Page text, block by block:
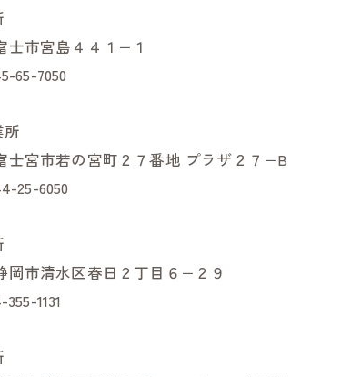
士市宮島４４１−１
65-7050
士宮市若の宮町２７番地 プラザ２７−B
25-6050
岡市清水区春日２丁目６−２９
1131